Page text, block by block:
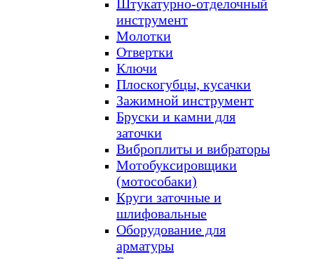
Штукатурно-отделочный
инструмент
Молотки
Отвертки
Ключи
Плоскогубцы, кусачки
Зажимной инструмент
Бруски и камни для
заточки
Виброплиты и вибраторы
Мотобуксировщики
(мотособаки)
Круги заточные и
шлифовальные
Оборудование для
арматуры